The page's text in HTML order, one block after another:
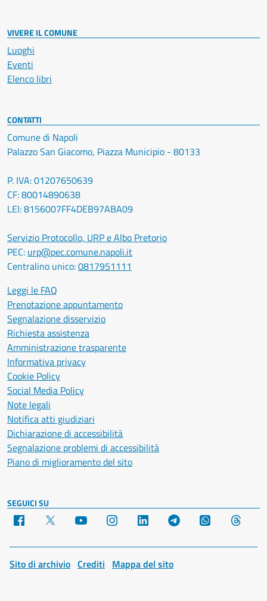
VIVERE IL COMUNE
Luoghi
Eventi
Elenco libri
CONTATTI
Comune di Napoli
Palazzo San Giacomo, Piazza Municipio - 80133
P. IVA: 01207650639
CF: 80014890638
LEI: 8156007FF4DEB97ABA09
Servizio Protocollo, URP e Albo Pretorio
PEC: urp@pec.comune.napoli.it
Centralino unico:0817951111
Leggi le FAQ
Prenotazione appuntamento
Segnalazione disservizio
Richiesta assistenza
Amministrazione trasparente
Informativa privacy
Cookie Policy
Social Media Policy
Note legali
Notifica atti giudiziari
Dichiarazione di accessibilità
Segnalazione problemi di accessibilità
Piano di miglioramento del sito
SEGUICI SU
Facebook YouTube Instagram LinkedIn Telegram WhatsApp
Sito di archivio Crediti Mappa del sito